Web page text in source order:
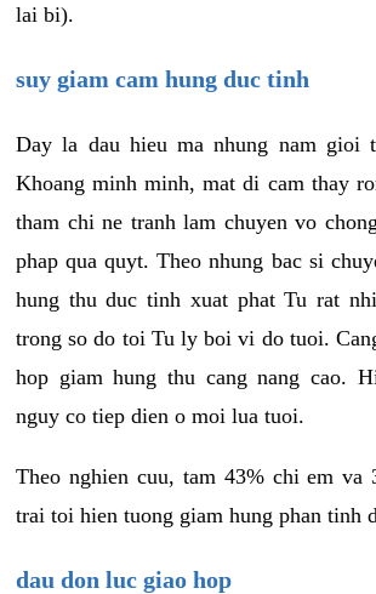
lai bi).
suy giam cam hung duc tinh
Day la dau hieu ma nhung nam gioi
Khoang minh minh, mat di cam thay
tham chi ne tranh lam chuyen vo
phap qua quyt. Theo nhung bac si
hung thu duc tinh xuat phat Tu rat
trong so do toi Tu ly boi vi do tuoi.
hop giam hung thu cang nang cao.
nguy co tiep dien o moi lua tuoi.
Theo nghien cuu, tam 43% chi em va
trai toi hien tuong giam hung phan tinh
dau don luc giao hop